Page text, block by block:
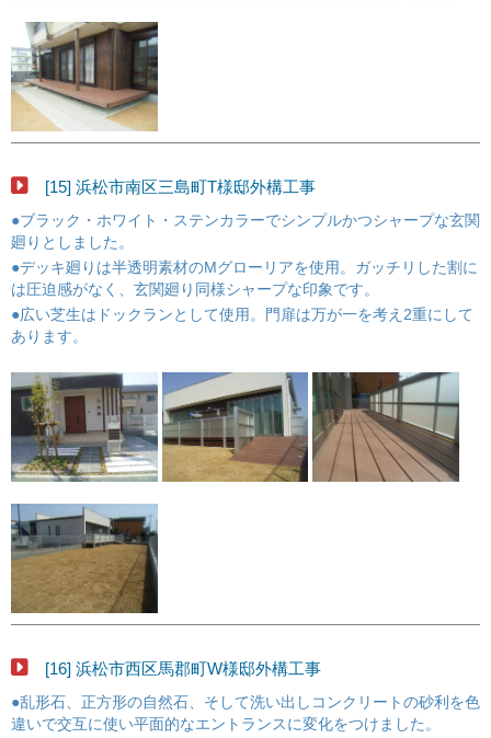
[15] 浜松市南区三島町T様邸外構工事
●ブラック・ホワイト・ステンカラーでシンプルかつシャープな玄関
廻りとしました。
●デッキ廻りは半透明素材のMグローリアを使用。ガッチリした割に
は圧迫感がなく、玄関廻り同様シャープな印象です。
●広い芝生はドックランとして使用。門扉は万が一を考え2重にして
あります。
[16] 浜松市西区馬郡町W様邸外構工事
●乱形石、正方形の自然石、そして洗い出しコンクリートの砂利を色
違いで交互に使い平面的なエントランスに変化をつけました。